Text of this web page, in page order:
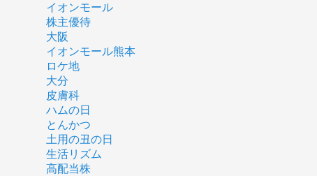
イオンモール
株主優待
大阪
イオンモール熊本
ロケ地
大分
皮膚科
ハムの日
とんかつ
土用の丑の日
生活リズム
高配当株